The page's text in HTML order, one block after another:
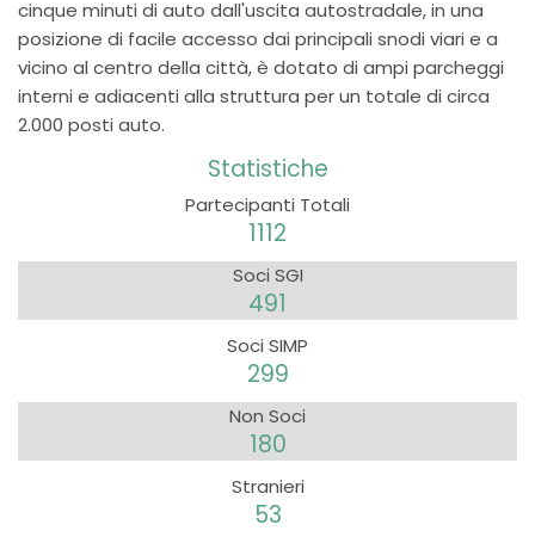
cinque minuti di auto dall'uscita autostradale, in una
posizione di facile accesso dai principali snodi viari e a
vicino al centro della città, è dotato di ampi parcheggi
interni e adiacenti alla struttura per un totale di circa
2.000 posti auto.
Statistiche
Partecipanti Totali
1112
Soci SGI
491
Soci SIMP
299
Non Soci
180
Stranieri
53